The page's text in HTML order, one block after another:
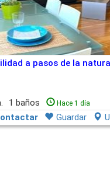
a pasos de la
1 baños Hace 1 día
Guardar